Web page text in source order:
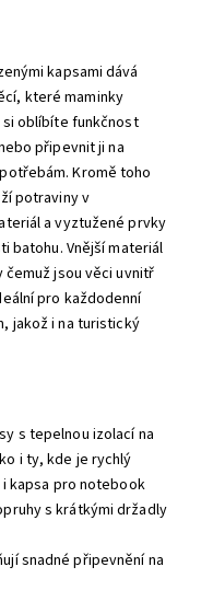
kapsami dává
které maminky
oblíbíte funkčnost
připevnit ji na
Kromě toho
potraviny v
a vyztužené prvky
batohu. Vnější materiál
jsou věci uvnitř
pro každodenní
jakož i na turistický
s tepelnou izolací na
i ty, kde je rychlý
kapsa pro notebook
s krátkými držadly
snadné připevnění na